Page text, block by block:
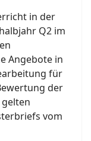
in der
Q2 im
Angebote in
für
der
vom